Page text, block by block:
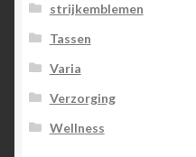
strijkemblemen
Tassen
Varia
Verzorging
Wellness